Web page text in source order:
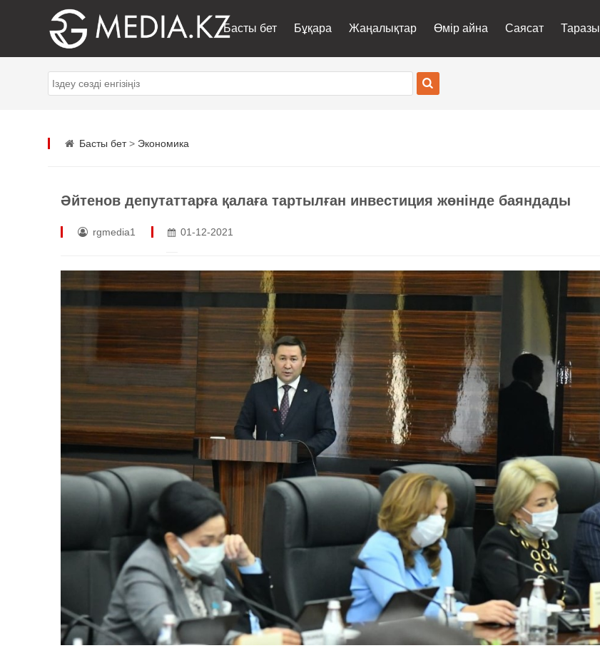
Басты бет Бұқара Жаңалықтар Өмір айна Саясат Таразы
Басты бет> Экономика
Әйтенов депутаттарға қалаға тартылған инвестиция жөнінде баяндады
rgmedia1 01-12-2021